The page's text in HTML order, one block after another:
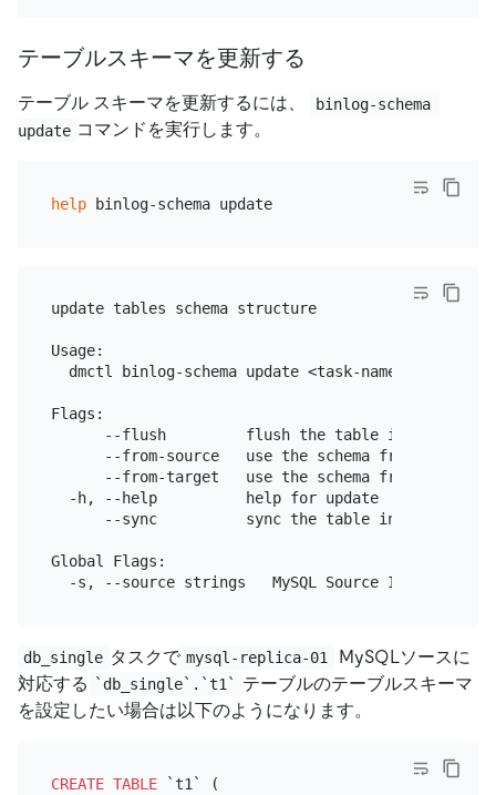
テーブルスキーマを更新する
テーブル スキーマを更新するには、
binlog-schema
update コマンドを実行します。
help binlog-schema update
update tables schema structure
Usage:
dmctl binlog-schema update <task-name>
Flags:
--flush         flush the table info and
--from-source   use the schema from
--from-target   use the schema from
  -h, --help          help for update
--sync          sync the table info to
Global Flags:
db_single タスクで mysql-replica-01
MySQLソースに
対応する
`db_single`.`t1`
テーブルのテーブルスキーマ
を設定したい場合は以下のようになります。
CREATE TABLE `t1` (